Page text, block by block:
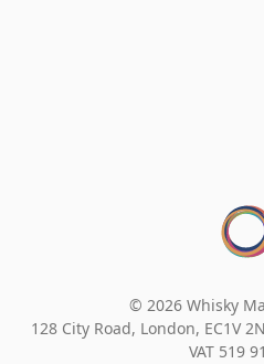
© 2026 Whisky
128 City Road, London, EC1V
VAT 519